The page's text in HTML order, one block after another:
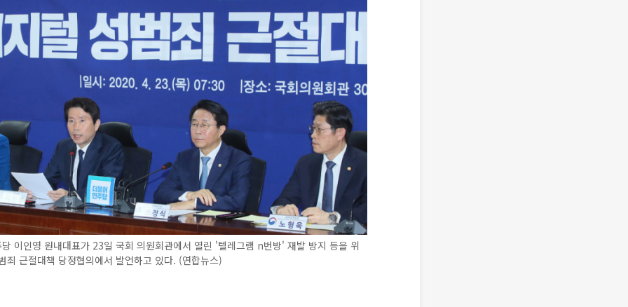
이인영 원내대표가 23일 국회 의원회관에서 열린 '텔레그램 n번방' 재발 방지 등을 위
죄 근절대책 당정협의에서 발언하고 있다. (연합뉴스)